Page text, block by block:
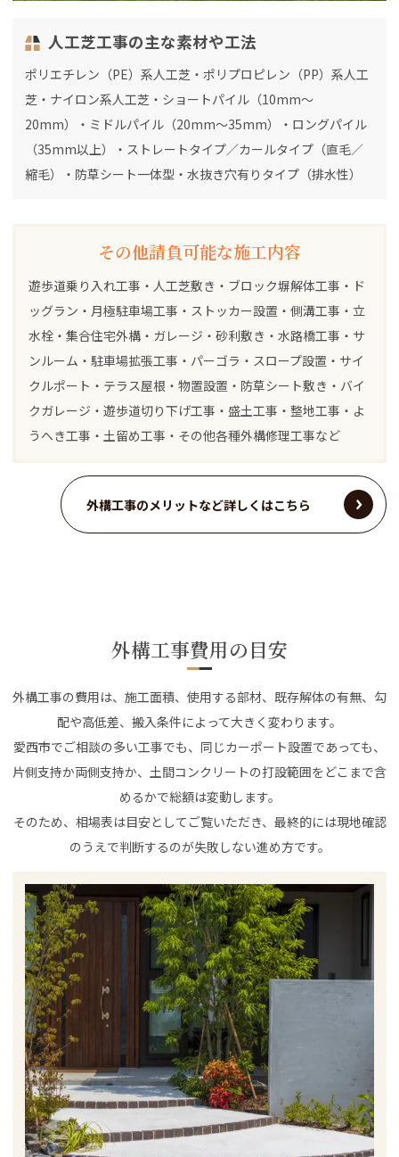
人工芝工事の主な素材や工法
ポリエチレン（PE）系人工芝・ポリプロピレン（PP）系人工
芝・ナイロン系人工芝・ショートパイル（10mm～
20mm）・ミドルパイル（20mm～35mm）・ロングパイル
（35mm以上）・ストレートタイプ／カールタイプ（直毛／
縮毛）・防草シート一体型・水抜き穴有りタイプ（排水性）
その他請負可能な施工内容
遊歩道乗り入れ工事・人工芝敷き・ブロック塀解体工事・ド
ッグラン・月極駐車場工事・ストッカー設置・側溝工事・立
水栓・集合住宅外構・ガレージ・砂利敷き・水路橋工事・サ
ンルーム・駐車場拡張工事・パーゴラ・スロープ設置・サイ
クルポート・テラス屋根・物置設置・防草シート敷き・バイ
クガレージ・遊歩道切り下げ工事・盛土工事・整地工事・よ
うへき工事・土留め工事・その他各種外構修理工事など
外構工事のメリットなど詳しくはこちら
外構工事費用の目安
外構工事の費用は、施工面積、使用する部材、既存解体の有無、勾
配や高低差、搬入条件によって大きく変わります。
愛西市でご相談の多い工事でも、同じカーポート設置であっても、
片側支持か両側支持か、土間コンクリートの打設範囲をどこまで含
めるかで総額は変動します。
そのため、相場表は目安としてご覧いただき、最終的には現地確認
のうえで判断するのが失敗しない進め方です。